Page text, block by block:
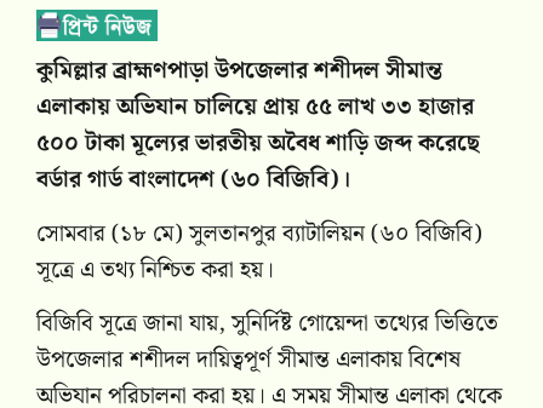
কুমিল্লার ব্রাহ্মণপাড়া উপজেলার শশীদল সীমান্ত
এলাকায় অভিযান চালিয়ে প্রায় ৫৫ লাখ ৩৩ হাজার
৫০০ টাকা মূল্যের ভারতীয় অবৈধ শাড়ি জব্দ করেছে
বর্ডার গার্ড বাংলাদেশ (৬০ বিজিবি)।
সোমবার (১৮ মে) সুলতানপুর ব্যাটালিয়ন (৬০ বিজিবি)
সূত্রে এ তথ্য নিশ্চিত করা হয়।
বিজিবি সূত্রে জানা যায়, সুনির্দিষ্ট গোয়েন্দা তথ্যের ভিত্তিতে
উপজেলার শশীদল দায়িত্বপূর্ণ সীমান্ত এলাকায় বিশেষ
অভিযান পরিচালনা করা হয়। এ সময় সীমান্ত এলাকা থেকে